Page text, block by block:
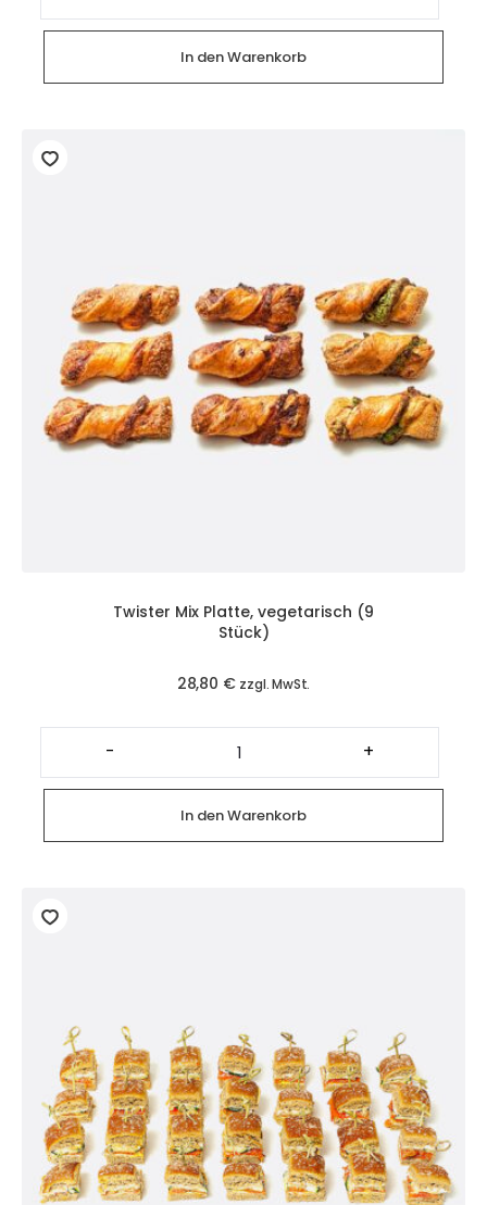
Canapés
(8
Stück)
Menge
In den Warenkorb
Twister Mix Platte, vegetarisch (9
Stück)
28,80 € zzgl. MwSt.
-
Twister
Mix
Platte,
vegetarisch
(9
Stück)
Menge
+
In den Warenkorb